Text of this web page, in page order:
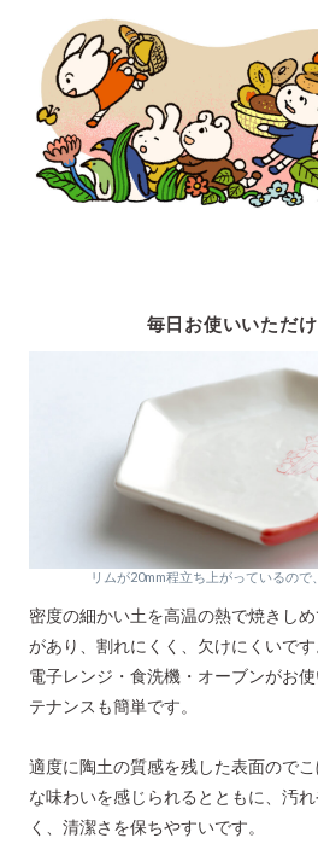
毎日お使いいただ
リムが20mm程立ち上がっているの
密度の細かい土を高温の熱で焼きし
があり、割れにくく、欠けにくいです
電子レンジ・食洗機・オーブンがお
テナンスも簡単です。
適度に陶土の質感を残した表面ので
な味わいを感じられるとともに、汚
く、清潔さを保ちやすいです。